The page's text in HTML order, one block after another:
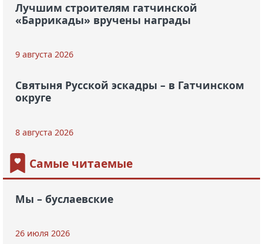
Лучшим строителям гатчинской
«Баррикады» вручены награды
9 августа 2026
Святыня Русской эскадры – в Гатчинском
округе
8 августа 2026
Самые читаемые
Мы – буслаевские
26 июля 2026